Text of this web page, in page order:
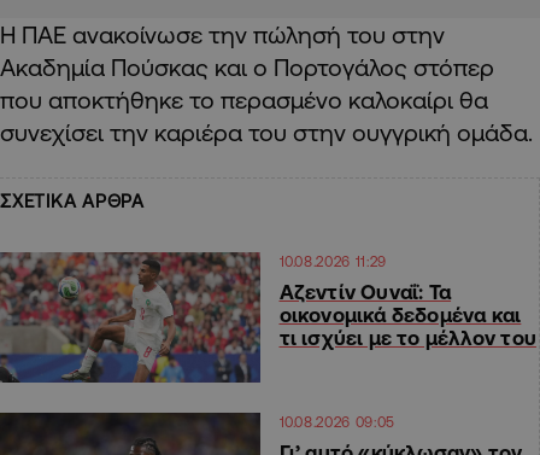
Η ΠΑΕ ανακοίνωσε την πώλησή του στην
Ακαδημία Πούσκας και ο Πορτογάλος στόπερ
που αποκτήθηκε το περασμένο καλοκαίρι θα
συνεχίσει την καριέρα του στην ουγγρική ομάδα.
ΣΧΕΤΙΚΑ ΑΡΘΡΑ
10.08.2026 11:29
Αζεντίν Ουναΐ: Τα
οικονομικά δεδομένα και
τι ισχύει με το μέλλον του
10.08.2026 09:05